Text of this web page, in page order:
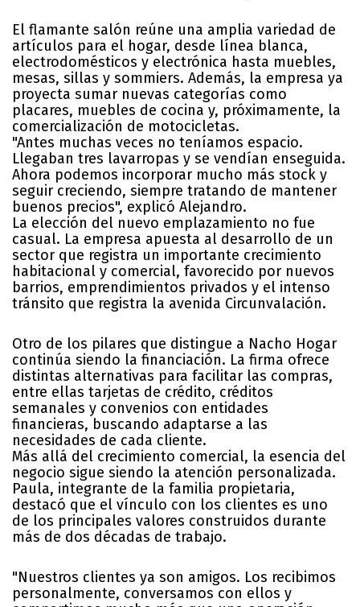
El flamante salón reúne una amplia variedad de
artículos para el hogar, desde línea blanca,
electrodomésticos y electrónica hasta muebles,
mesas, sillas y sommiers. Además, la empresa ya
proyecta sumar nuevas categorías como
placares, muebles de cocina y, próximamente, la
comercialización de motocicletas.
"Antes muchas veces no teníamos espacio.
Llegaban tres lavarropas y se vendían enseguida.
Ahora podemos incorporar mucho más stock y
seguir creciendo, siempre tratando de mantener
buenos precios", explicó Alejandro.
La elección del nuevo emplazamiento no fue
casual. La empresa apuesta al desarrollo de un
sector que registra un importante crecimiento
habitacional y comercial, favorecido por nuevos
barrios, emprendimientos privados y el intenso
tránsito que registra la avenida Circunvalación.
Otro de los pilares que distingue a Nacho Hogar
continúa siendo la financiación. La firma ofrece
distintas alternativas para facilitar las compras,
entre ellas tarjetas de crédito, créditos
semanales y convenios con entidades
financieras, buscando adaptarse a las
necesidades de cada cliente.
Más allá del crecimiento comercial, la esencia del
negocio sigue siendo la atención personalizada.
Paula, integrante de la familia propietaria,
destacó que el vínculo con los clientes es uno
de los principales valores construidos durante
más de dos décadas de trabajo.
"Nuestros clientes ya son amigos. Los recibimos
personalmente, conversamos con ellos y